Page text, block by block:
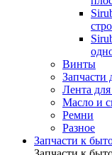
Винты
Запчасти
Лента
Масло и
Ремни
Разное
Запчасти к